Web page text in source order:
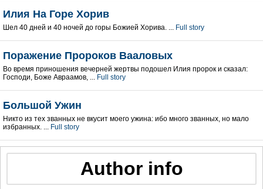
Илия На Горе Хорив
Шел 40 дней и 40 ночей до горы Божией Хорива. ... Full story
Поражение Пророков Вааловых
Во время приношения вечерней жертвы подошел Илия пророк и сказал:
Господи, Боже Авраамов, ... Full story
Большой Ужин
Никто из тех званных не вкусит моего ужина: ибо много званных, но мало
избранных. ... Full story
Author info